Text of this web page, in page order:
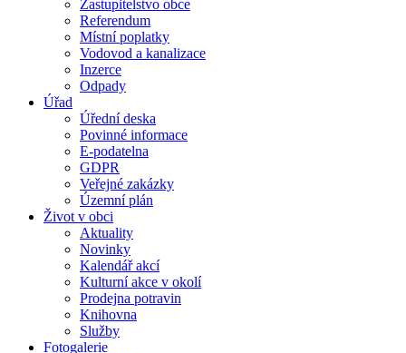
Zastupitelstvo obce
Referendum
Místní poplatky
Vodovod a kanalizace
Inzerce
Odpady
Úřad
Úřední deska
Povinné informace
E-podatelna
GDPR
Veřejné zakázky
Územní plán
Život v obci
Aktuality
Novinky
Kalendář akcí
Kulturní akce v okolí
Prodejna potravin
Knihovna
Služby
Fotogalerie